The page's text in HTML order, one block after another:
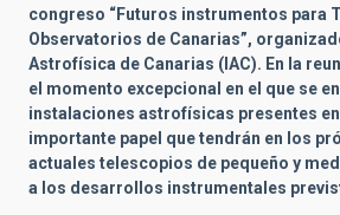
congreso “Futuros instrumentos para
Observatorios de Canarias”,
Astrofísica de Canarias (IAC). En la
el momento excepcional en el que se
instalaciones astrofísicas presentes
importante papel que tendrán en los
actuales telescopios de pequeño y
a los desarrollos instrumentales